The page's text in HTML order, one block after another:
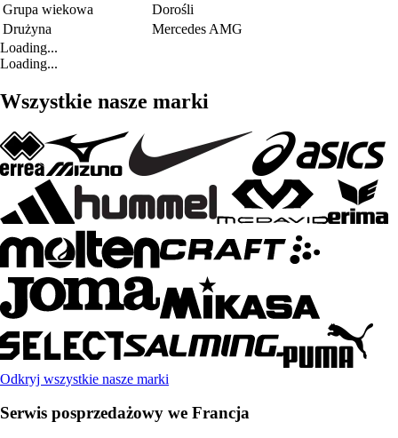
Grupa wiekowa
Dorośli
Drużyna
Mercedes AMG
Loading...
Loading...
Wszystkie nasze marki
Odkryj wszystkie nasze marki
Serwis posprzedażowy we Francja